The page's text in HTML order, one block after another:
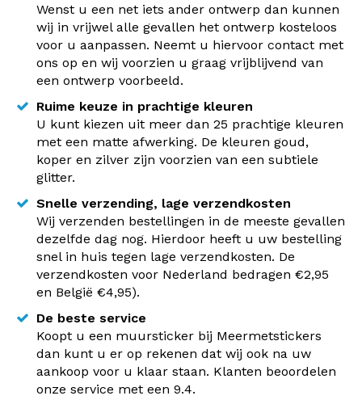
Wenst u een net iets ander ontwerp dan kunnen
wij in vrijwel alle gevallen het ontwerp kosteloos
voor u aanpassen. Neemt u hiervoor contact met
ons op en wij voorzien u graag vrijblijvend van
een ontwerp voorbeeld.
Ruime keuze in prachtige kleuren
U kunt kiezen uit meer dan 25 prachtige kleuren
met een matte afwerking. De kleuren goud,
koper en zilver zijn voorzien van een subtiele
glitter.
Snelle verzending, lage verzendkosten
Wij verzenden bestellingen in de meeste gevallen
dezelfde dag nog. Hierdoor heeft u uw bestelling
snel in huis tegen lage verzendkosten. De
verzendkosten voor Nederland bedragen €2,95
en België €4,95).
De beste service
Koopt u een muursticker bij Meermetstickers
dan kunt u er op rekenen dat wij ook na uw
aankoop voor u klaar staan. Klanten beoordelen
onze service met een 9.4.